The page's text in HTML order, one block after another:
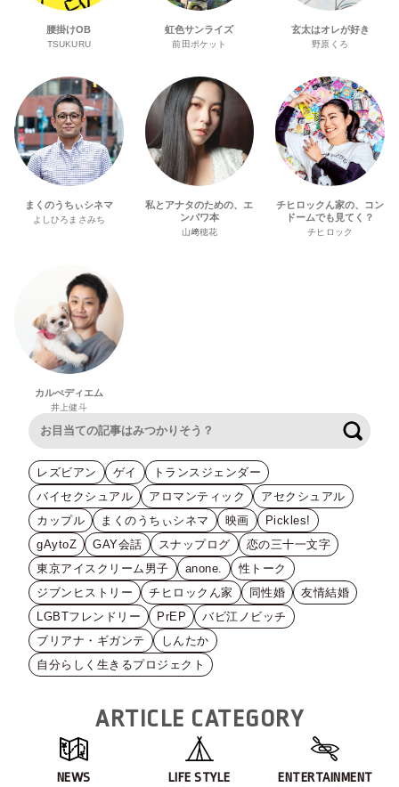
腰掛けOB
TSUKURU
虹色サンライズ
前田ポケット
玄太はオレが好き
野原くろ
まくのうちぃシネマ
よしひろまさみち
私とアナタのための、エ
ンパワ本
山﨑穂花
チヒロックん家の、コン
ドームでも見てく？
チヒロック
カルぺディエム
井上健斗
レズビアン ゲイ
トランスジェンダー
バイセクシュアル
アロマンティック
アセクシュアル
カップル
まくのうちぃシネマ 映画
Pickles!
gAytoZ
GAY会話 スナップログ
恋の三十一文字
東京アイスクリーム男子
anone.
性トーク
ジブンヒストリー
チヒロックん家 同性婚
友情結婚
LGBTフレンドリー
PrEP
バビ江ノビッチ
ブリアナ・ギガンテ
しんたか
自分らしく生きるプロジェクト
ARTICLE CATEGORY
NEWS LIFE STYLE ENTERTAINMENT